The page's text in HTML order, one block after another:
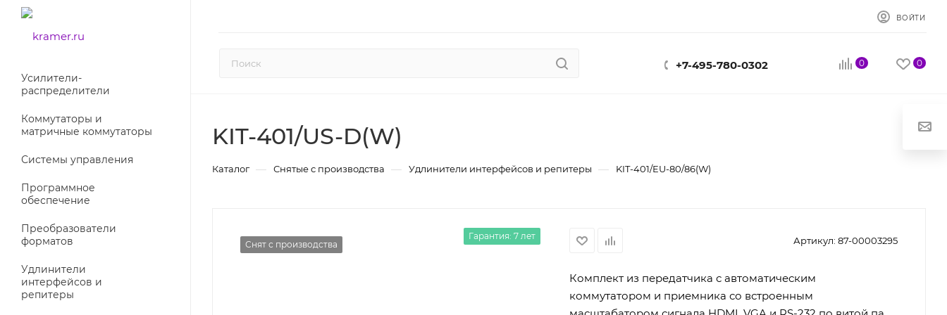
ВОЙТИ
+7-495-780-0302 0 0
Усилители-
раcпределители
Коммутаторы и
матричные коммутаторы
Системы управления
Программное
обеспечение
Преобразователи
форматов
Удлинители
интерфейсов и
репитеры
KIT-401/US-D(W)
Каталог — Снятые с производства — Удлинители интерфейсов и репитеры — KIT-401/EU-80/86(W)
Снят с производства
Гарантия: 7 лет Артикул: 87-00003295
Комплект из передатчика с автоматическим
коммутатором и приемника со встроенным